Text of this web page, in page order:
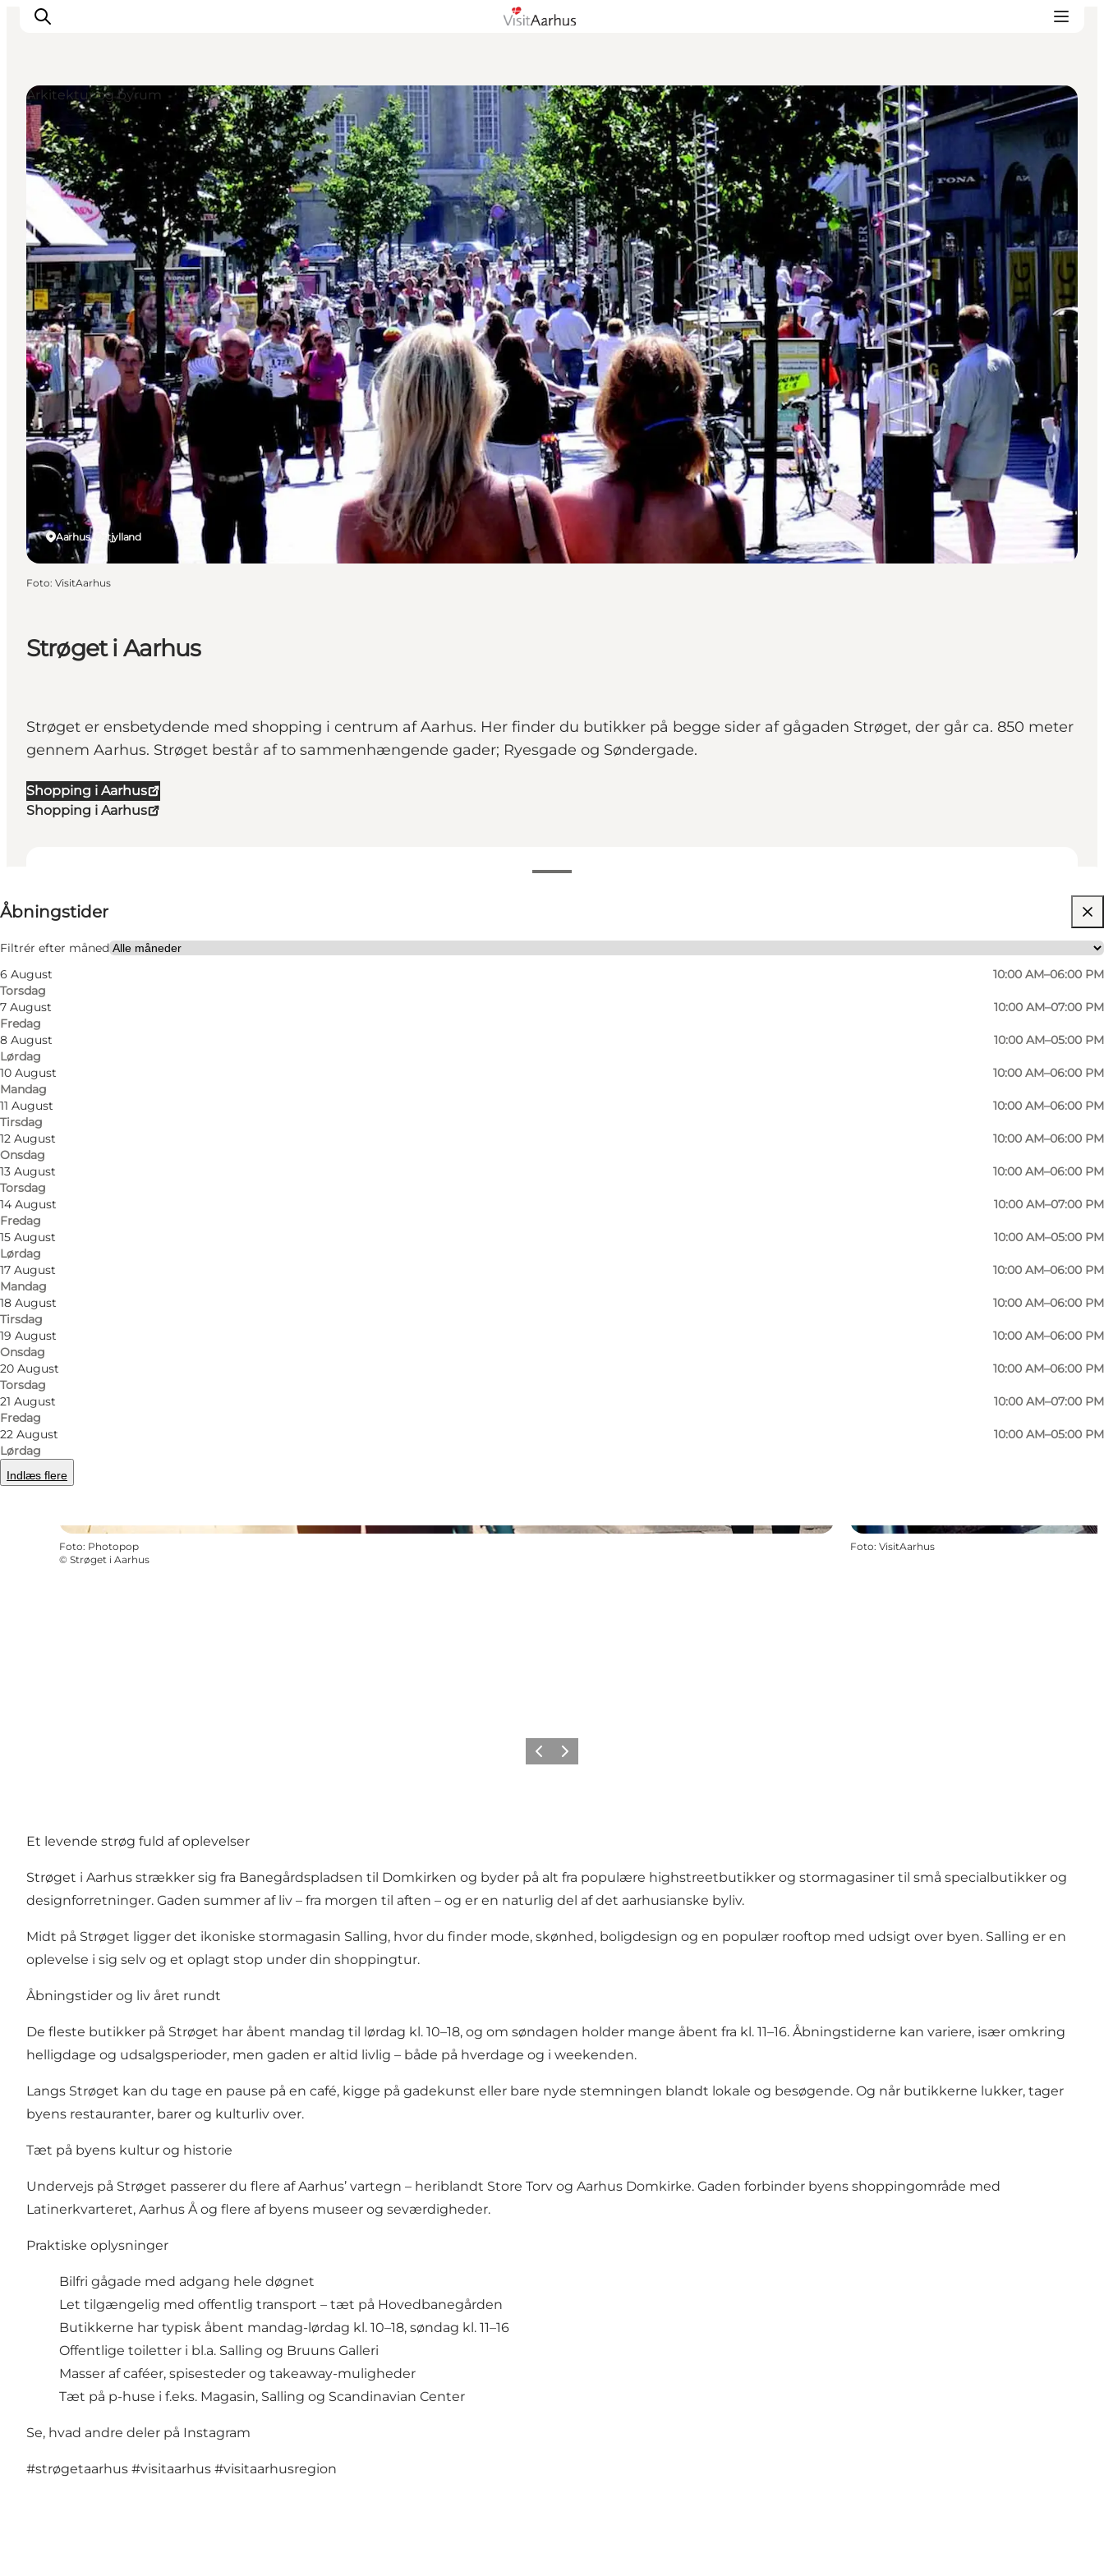
Oplevelser
Kalender
Byer og steder
Planlæg ferien
Transport
Strøget i Aarhus
Strøget er ensbetydende med shopping i centrum af Aarhus. Her finder du butikker på begge sider af gågaden Strøget, der går ca. 850 meter
gennem Aarhus. Strøget består af to sammenhængende gader; Ryesgade og Søndergade.
Shopping i Aarhus
Shopping i Aarhus
Åbningstider
Filtrér efter måned
6 August
Torsdag
10:00 AM–06:00 PM
7 August
Fredag
10:00 AM–07:00 PM
8 August
Lørdag
10:00 AM–05:00 PM
10 August
Mandag
10:00 AM–06:00 PM
11 August
Tirsdag
10:00 AM–06:00 PM
12 August
Onsdag
10:00 AM–06:00 PM
13 August
Torsdag
10:00 AM–06:00 PM
14 August
Fredag
10:00 AM–07:00 PM
15 August
Lørdag
10:00 AM–05:00 PM
17 August
Mandag
10:00 AM–06:00 PM
18 August
Tirsdag
10:00 AM–06:00 PM
19 August
Onsdag
10:00 AM–06:00 PM
20 August
Torsdag
10:00 AM–06:00 PM
21 August
Fredag
10:00 AM–07:00 PM
22 August
Lørdag
10:00 AM–05:00 PM
Indlæs flere
Gratis
Besøg hjemmeside
Aarhus, Østjylland
Arkitektur og byrum
Foto: VisitAarhus
Foto: Photopop
© Strøget i Aarhus
Foto: VisitAarhus
ForrigeNæste
Et levende strøg fuld af oplevelser
Strøget i Aarhus strækker sig fra Banegårdspladsen til Domkirken og byder på alt fra populære highstreetbutikker og stormagasiner til små specialbutikker og
designforretninger. Gaden summer af liv – fra morgen til aften – og er en naturlig del af det aarhusianske byliv.
Midt på Strøget ligger det ikoniske stormagasin Salling, hvor du finder mode, skønhed, boligdesign og en populær rooftop med udsigt over byen. Salling er en
oplevelse i sig selv og et oplagt stop under din shoppingtur.
Åbningstider og liv året rundt
De fleste butikker på Strøget har åbent mandag til lørdag kl. 10–18, og om søndagen holder mange åbent fra kl. 11–16. Åbningstiderne kan variere, især omkring
helligdage og udsalgsperioder, men gaden er altid livlig – både på hverdage og i weekenden.
Langs Strøget kan du tage en pause på en café, kigge på gadekunst eller bare nyde stemningen blandt lokale og besøgende. Og når butikkerne lukker, tager
byens restauranter, barer og kulturliv over.
Tæt på byens kultur og historie
Undervejs på Strøget passerer du flere af Aarhus’ vartegn – heriblandt Store Torv og Aarhus Domkirke. Gaden forbinder byens shoppingområde med
Latinerkvarteret, Aarhus Å og flere af byens museer og seværdigheder.
Praktiske oplysninger
Bilfri gågade med adgang hele døgnet
Let tilgængelig med offentlig transport – tæt på Hovedbanegården
Butikkerne har typisk åbent mandag-lørdag kl. 10–18, søndag kl. 11–16
Offentlige toiletter i bl.a. Salling og Bruuns Galleri
Masser af caféer, spisesteder og takeaway-muligheder
Tæt på p-huse i f.eks. Magasin, Salling og Scandinavian Center
Se, hvad andre deler på Instagram
#strøgetaarhus #visitaarhus #visitaarhusregion